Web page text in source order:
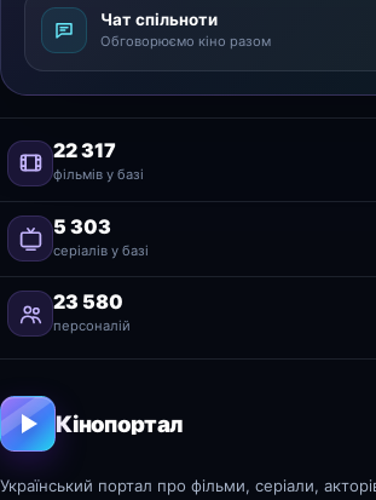
Чат спільноти
Обговорюємо кіно разом
22 317
фільмів у базі
5 303
серіалів у базі
23 580
персоналій
Кінопортал
Український портал про фільми, серіали,